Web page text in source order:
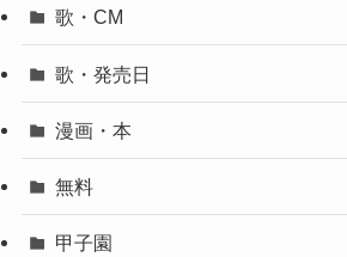
歌・CM
歌・発売日
漫画・本
無料
甲子園